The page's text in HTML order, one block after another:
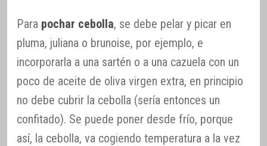
Para pochar cebolla, se debe pelar y picar en
pluma, juliana o brunoise, por ejemplo, e
incorporarla a una sartén o a una cazuela con un
poco de aceite de oliva virgen extra, en principio
no debe cubrir la cebolla (sería entonces un
confitado). Se puede poner desde frío, porque
así, la cebolla, va cogiendo temperatura a la vez